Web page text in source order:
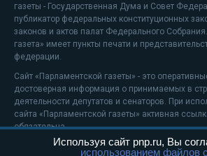
газеты - Государственная Дума и Совет
публикатор федеральных конституционных
законов и актов палат Федерального
газета» имеет пункты печати и
федерации.
Сайт «Парламентской газеты» - это
достоверная информация о принимаемых в
деятельности депутатов и сенаторов. При
сайта «Парламентской газеты» активная
обязательна.
На информационном ресурсе применяются
Используя сайт pnp.ru, Вы
использованием файлов